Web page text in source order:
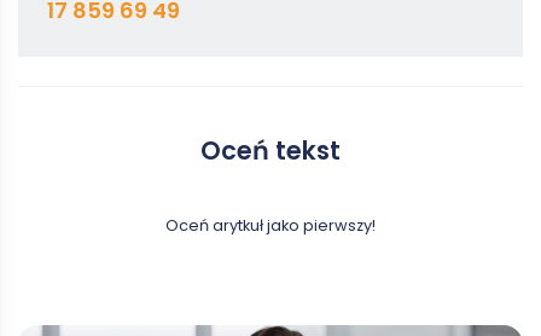
17 859 69 49
Oceń tekst
Oceń arytkuł jako pierwszy!